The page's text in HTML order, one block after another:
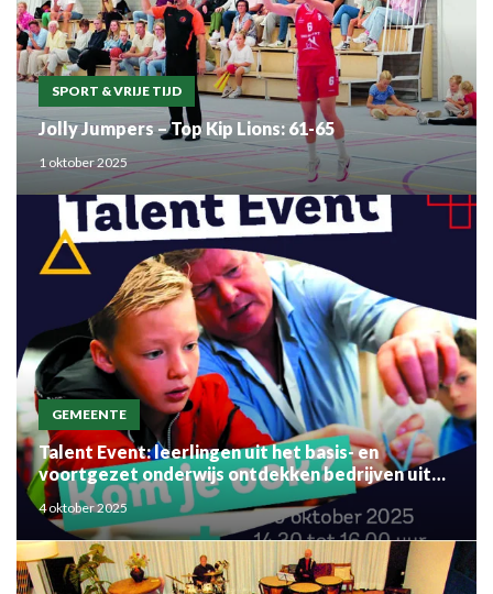
SPORT & VRIJE TIJD
Jolly Jumpers – Top Kip Lions: 61-65
1 oktober 2025
GEMEENTE
Talent Event: leerlingen uit het basis- en
voortgezet onderwijs ontdekken bedrijven uit
de regio
4 oktober 2025